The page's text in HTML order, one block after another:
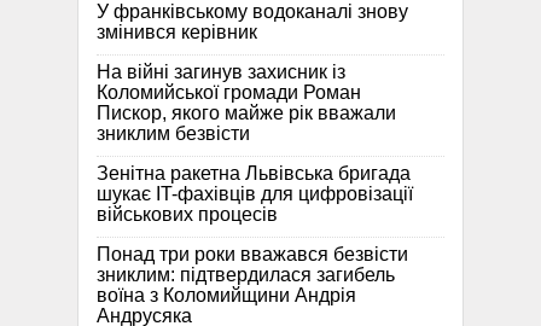
У франківському водоканалі знову
змінився керівник
На війні загинув захисник із
Коломийської громади Роман
Пискор, якого майже рік вважали
зниклим безвісти
Зенітна ракетна Львівська бригада
шукає IT-фахівців для цифровізації
військових процесів
Понад три роки вважався безвісти
зниклим: підтвердилася загибель
воїна з Коломийщини Андрія
Андрусяка